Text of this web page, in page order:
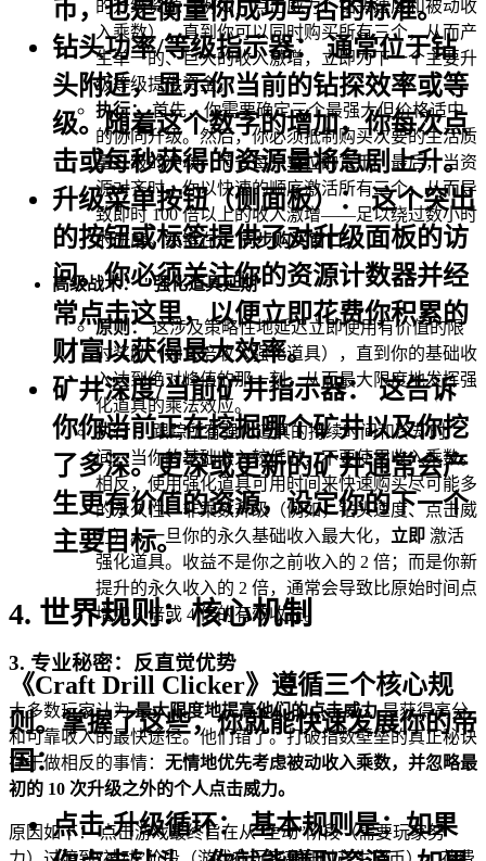
币，也是衡量你成功与否的标准。
钻头功率/等级指示器：通常位于钻
头附近，显示你当前的钻探效率或等
级。随着这个数字的增加，你每次点
击或每秒获得的资源量将急剧上升。
升级菜单按钮（侧面板）：这个突出
的按钮或标签提供了对升级面板的访
问。你必须关注你的资源计数器并经
常点击这里，以便立即花费你积累的
财富以获得最大效率。
矿井深度/当前矿井指示器：这告诉
你你当前正在挖掘哪个矿井以及你挖
了多深。更深或更新的矿井通常会产
生更有价值的资源，设定你的下一个
主要目标。
4. 世界规则：核心机制
《Craft Drill Clicker》遵循三个核心规
则。掌握了这些，你就能快速发展你的帝
国：
点击-升级循环：基本规则是：如果
的升级资源（例如，点击威力、钻头速度和被动收
入乘数），直到你可以同时购买所有三个，从而产
生单一的、巨大的收入激增，立即为下一个主要升
级等级提供资金。
执行：首先，你需要确定三个最强大但价格适中
的协同升级。然后，你必须抵制购买次要的生活质
量升级的冲动，节省每一单位的货币。最后，当资
源对齐时，你以快速的顺序激活所有三个，从而导
致即时 100 倍以上的收入激增——足以绕过数小时
的研磨。关键在于同步购买窗口。
高级战术： "强化道具延期"
原则：这涉及策略性地延迟立即使用有价值的限
时奖励（如 2 倍收入强化道具），直到你的基础收
入达到绝对峰值的那一刻，从而最大限度地发挥强
化道具的乘法效应。
执行：跟踪所有强化道具的持续时间和冷却时
间。当你的基础收入较低时，不要使用收入乘数。
相反，使用强化道具可用时间来快速购买尽可能多
的永久性、非乘数升级（例如，钻头速度、点击威
力）。一旦你的永久基础收入最大化， 立即 激活
强化道具。收益不是你之前收入的 2 倍；而是你新
提升的永久收入的 2 倍，通常会导致比原始时间点
增加 3 倍或 4 倍的有效收益。
3. 专业秘密：反直觉优势
大多数玩家认为最大限度地提高他们的点击威力是获得高分
和可靠收入的最快途径。他们错了。打破指数壁垒的真正秘诀
在于做相反的事情： 无情地优先考虑被动收入乘数，并忽略最
初的 10 次升级之外的个人点击威力。
原因如下： 点击游戏最终旨在从“主动”阶段（需要玩家努